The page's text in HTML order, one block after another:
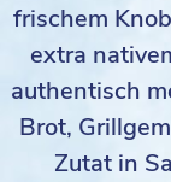
frischem
extra
authentisch
Brot,
Zutat in